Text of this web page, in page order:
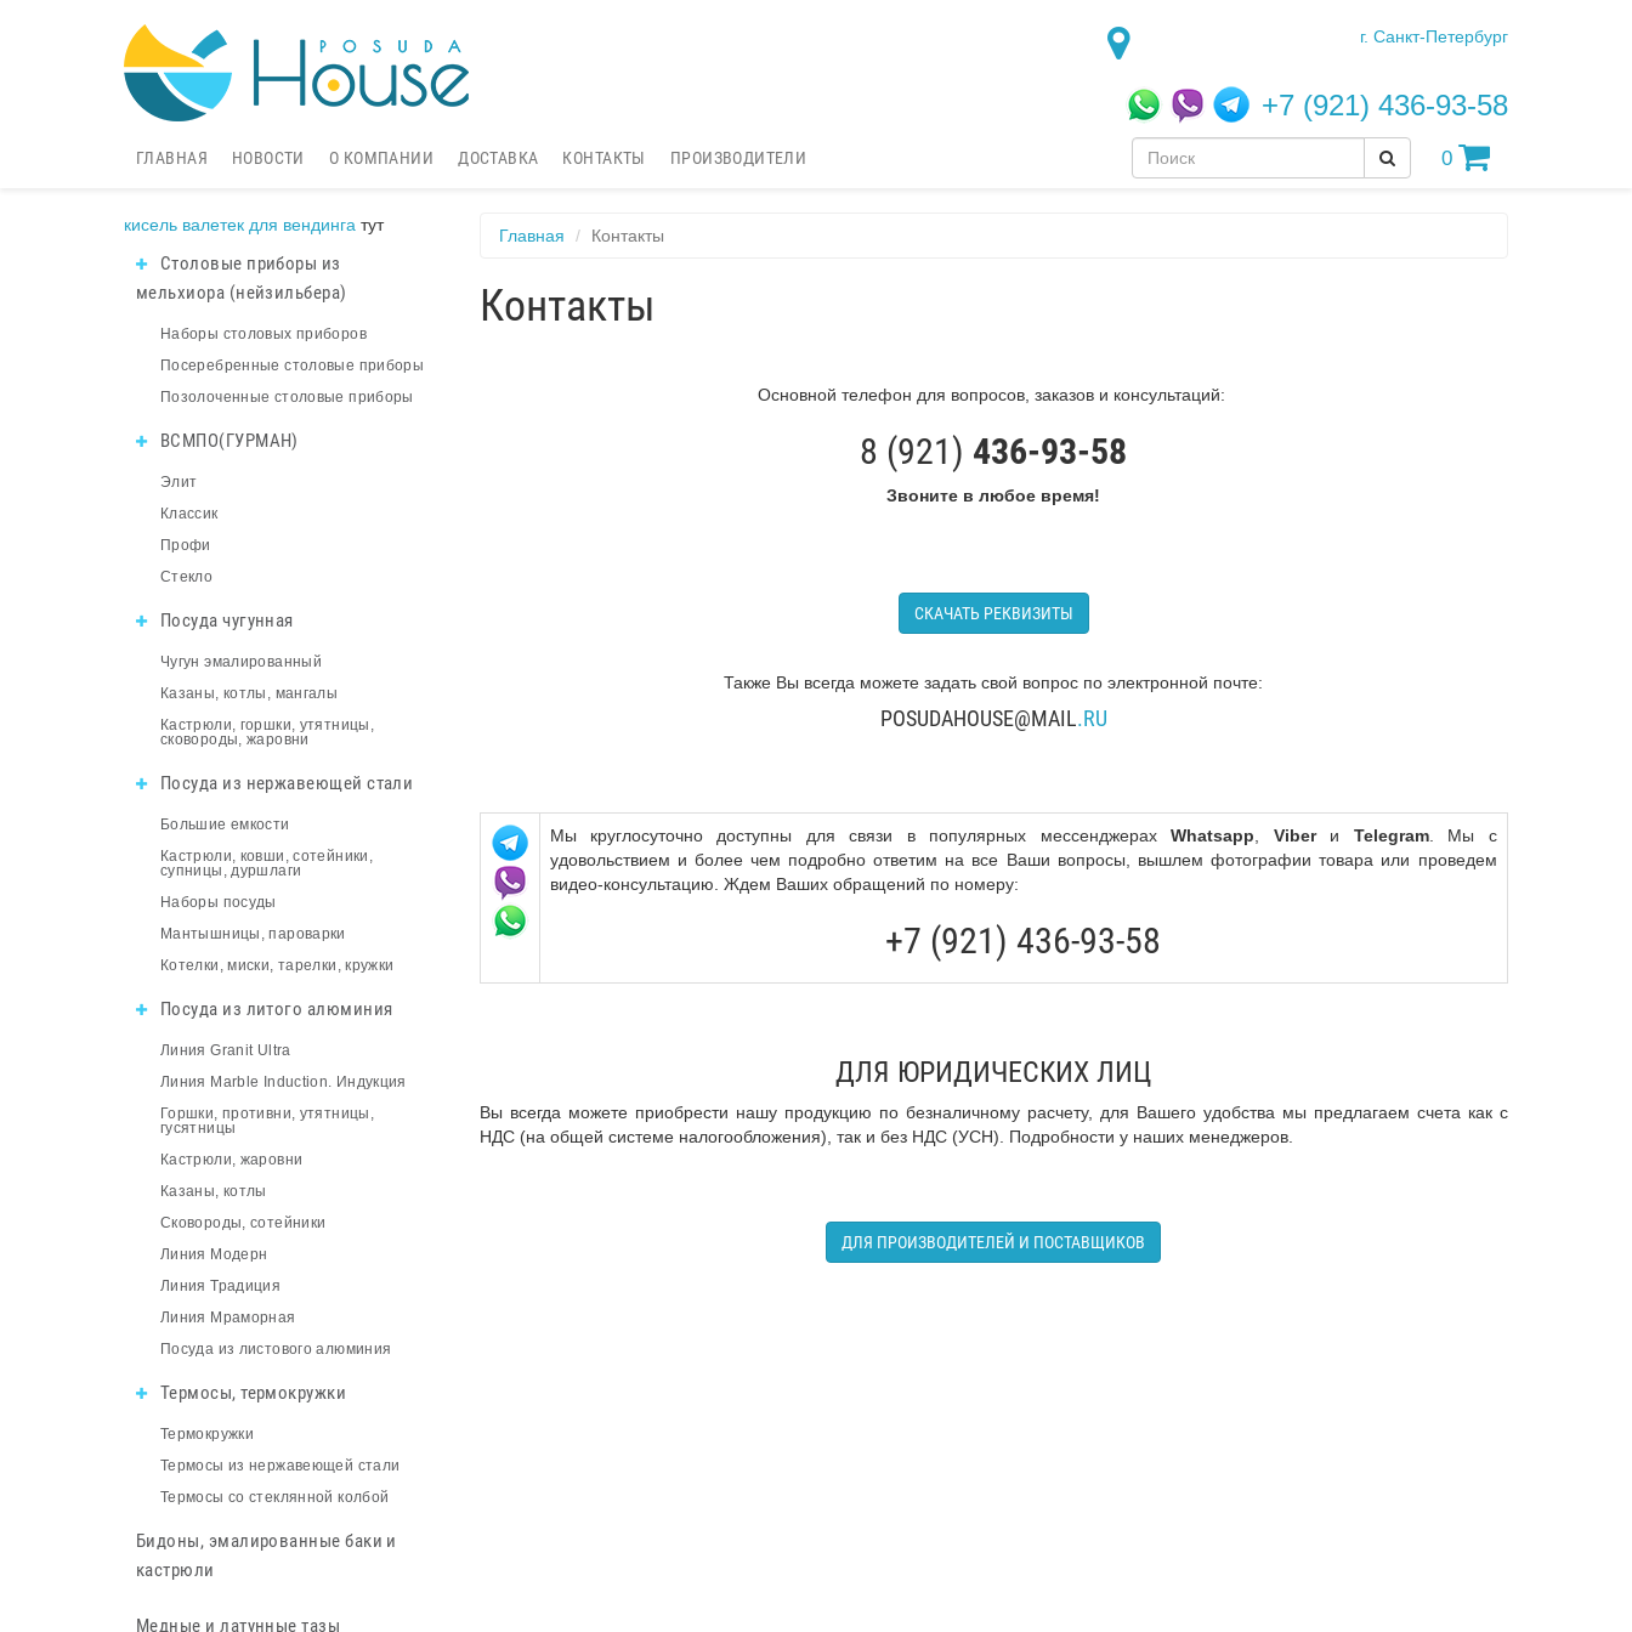
г. Санкт-Петербург
+7 (921) 436-93-58
0
ГЛАВНАЯ НОВОСТИ О КОМПАНИИ ДОСТАВКА КОНТАКТЫ ПРОИЗВОДИТЕЛИ
кисель валетек для вендинга тут
Столовые приборы из
мельхиора (нейзильбера)
Наборы столовых приборов
Посеребренные столовые приборы
Позолоченные столовые приборы
ВСМПО(ГУРМАН)
Элит
Классик
Профи
Стекло
Посуда чугунная
Чугун эмалированный
Казаны, котлы, мангалы
Кастрюли, горшки, утятницы,
сковороды, жаровни
Посуда из нержавеющей стали
Большие емкости
Кастрюли, ковши, сотейники,
супницы, дуршлаги
Наборы посуды
Мантышницы, пароварки
Котелки, миски, тарелки, кружки
Посуда из литого алюминия
Линия Granit Ultra
Линия Marble Induction. Индукция
Горшки, противни, утятницы,
гусятницы
Кастрюли, жаровни
Казаны, котлы
Сковороды, сотейники
Линия Модерн
Линия Традиция
Линия Мраморная
Посуда из листового алюминия
Термосы, термокружки
Термокружки
Термосы из нержавеющей стали
Термосы со стеклянной колбой
Бидоны, эмалированные баки и
кастрюли
Медные и латунные тазы
Главная Контакты
Контакты
Основной телефон для вопросов, заказов и консультаций:
8 (921) 436-93-58
Звоните в любое время!
СКАЧАТЬ РЕКВИЗИТЫ
Также Вы всегда можете задать свой вопрос по электронной почте:
POSUDAHOUSE@MAIL.RU
Мы круглосуточно доступны для связи в популярных мессенджерахWhatsapp Viber и Telegram. Мы с
удовольствием и более чем подробно ответим на все Ваши вопросы, вышлем фотографии товара или проведем
видео-консультацию. Ждем Ваших обращений по номеру:
+7 (921) 436-93-58
ДЛЯ ЮРИДИЧЕСКИХ ЛИЦ
Вы всегда можете приобрести нашу продукцию по безналичному расчету, для Вашего удобства мы предлагаем счета как с
НДС (на общей системе налогообложения), так и без НДС (УСН). Подробности у наших менеджеров.
ДЛЯ ПРОИЗВОДИТЕЛЕЙ И ПОСТАВЩИКОВ